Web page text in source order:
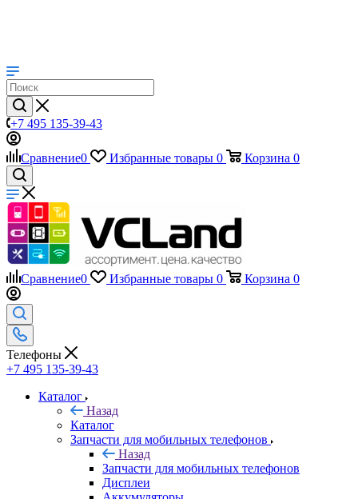
+7 495 135-39-43
Сравнение0 Избранные товары 0 Корзина 0
Сравнение0 Избранные товары 0 Корзина 0
Телефоны
+7 495 135-39-43
Каталог
Назад
Каталог
Запчасти для мобильных телефонов
Назад
Запчасти для мобильных телефонов
Дисплеи